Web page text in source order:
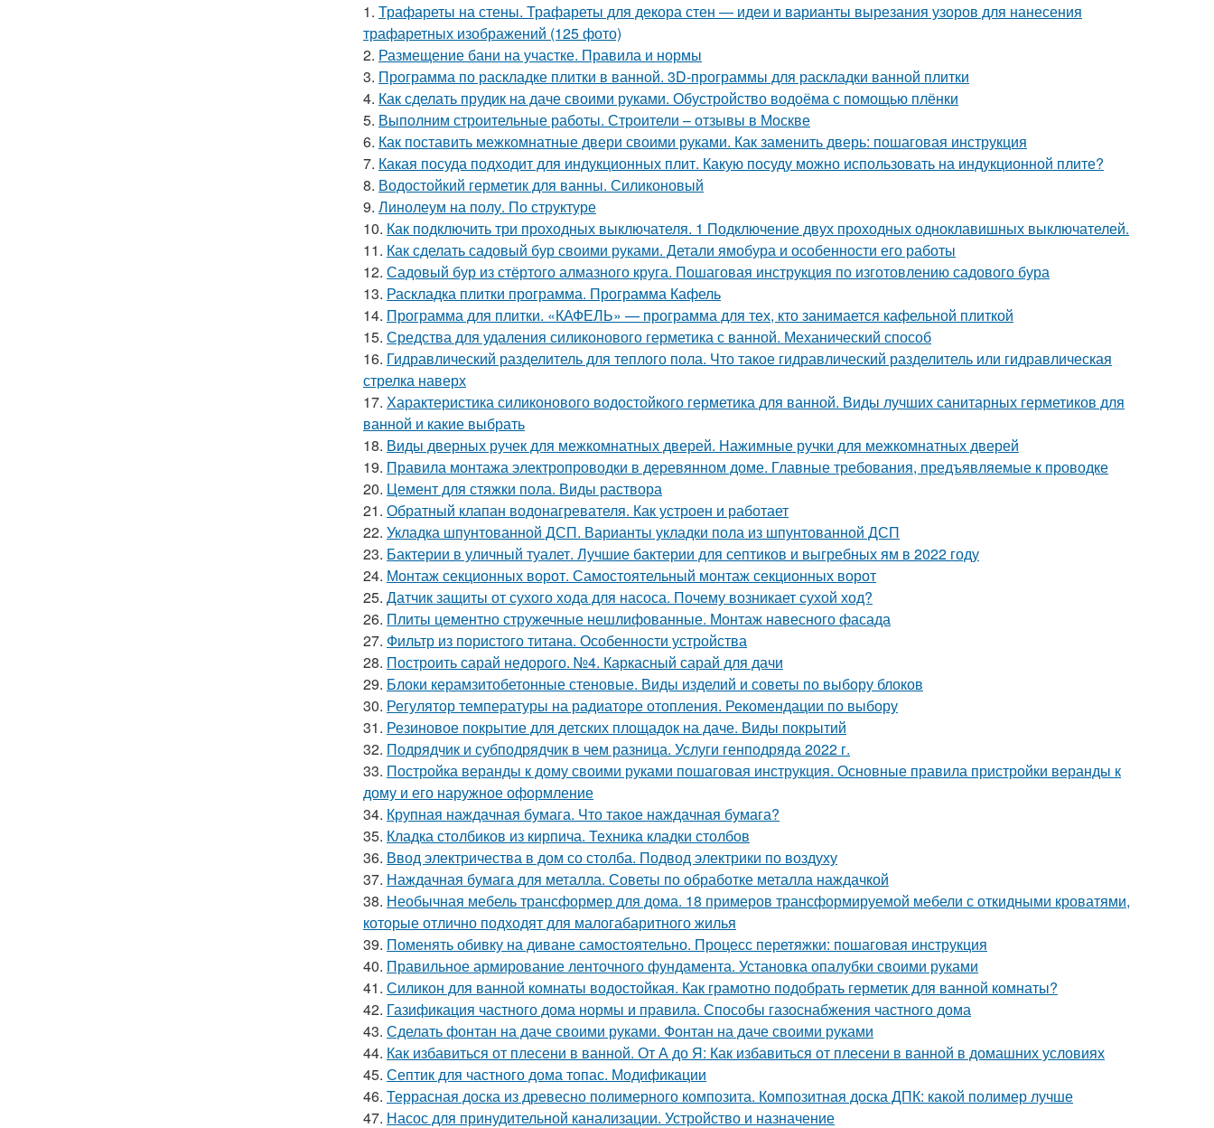
1. Трафареты на стены. Трафареты для декора стен — идеи и варианты вырезания узоров для нанесения
трафаретных изображений (125 фото)
2. Размещение бани на участке. Правила и нормы
3. Программа по раскладке плитки в ванной. 3D-программы для раскладки ванной плитки
4. Как сделать прудик на даче своими руками. Обустройство водоёма с помощью плёнки
5. Выполним строительные работы. Строители – отзывы в Москве
6. Как поставить межкомнатные двери своими руками. Как заменить дверь: пошаговая инструкция
7. Какая посуда подходит для индукционных плит. Какую посуду можно использовать на индукционной плите?
8. Водостойкий герметик для ванны. Силиконовый
9. Линолеум на полу. По структуре
10. Как подключить три проходных выключателя. 1 Подключение двух проходных одноклавишных выключателей.
11. Как сделать садовый бур своими руками. Детали ямобура и особенности его работы
12. Садовый бур из стёртого алмазного круга. Пошаговая инструкция по изготовлению садового бура
13. Раскладка плитки программа. Программа Кафель
14. Программа для плитки. «КАФЕЛЬ» — программа для тех, кто занимается кафельной плиткой
15. Средства для удаления силиконового герметика с ванной. Механический способ
16. Гидравлический разделитель для теплого пола. Что такое гидравлический разделитель или гидравлическая
стрелка наверх
17. Характеристика силиконового водостойкого герметика для ванной. Виды лучших санитарных герметиков для
ванной и какие выбрать
18. Виды дверных ручек для межкомнатных дверей. Нажимные ручки для межкомнатных дверей
19. Правила монтажа электропроводки в деревянном доме. Главные требования, предъявляемые к проводке
20. Цемент для стяжки пола. Виды раствора
21. Обратный клапан водонагревателя. Как устроен и работает
22. Укладка шпунтованной ДСП. Варианты укладки пола из шпунтованной ДСП
23. Бактерии в уличный туалет. Лучшие бактерии для септиков и выгребных ям в 2022 году
24. Монтаж секционных ворот. Самостоятельный монтаж секционных ворот
25. Датчик защиты от сухого хода для насоса. Почему возникает сухой ход?
26. Плиты цементно стружечные нешлифованные. Монтаж навесного фасада
27. Фильтр из пористого титана. Особенности устройства
28. Построить сарай недорого. №4. Каркасный сарай для дачи
29. Блоки керамзитобетонные стеновые. Виды изделий и советы по выбору блоков
30. Регулятор температуры на радиаторе отопления. Рекомендации по выбору
31. Резиновое покрытие для детских площадок на даче. Виды покрытий
32. Подрядчик и субподрядчик в чем разница. Услуги генподряда 2022 г.
33. Постройка веранды к дому своими руками пошаговая инструкция. Основные правила пристройки веранды к
дому и его наружное оформление
34. Крупная наждачная бумага. Что такое наждачная бумага?
35. Кладка столбиков из кирпича. Техника кладки столбов
36. Ввод электричества в дом со столба. Подвод электрики по воздуху
37. Наждачная бумага для металла. Советы по обработке металла наждачкой
38. Необычная мебель трансформер для дома. 18 примеров трансформируемой мебели с откидными кроватями,
которые отлично подходят для малогабаритного жилья
39. Поменять обивку на диване самостоятельно. Процесс перетяжки: пошаговая инструкция
40. Правильное армирование ленточного фундамента. Установка опалубки своими руками
41. Силикон для ванной комнаты водостойкая. Как грамотно подобрать герметик для ванной комнаты?
42. Газификация частного дома нормы и правила. Способы газоснабжения частного дома
43. Сделать фонтан на даче своими руками. Фонтан на даче своими руками
44. Как избавиться от плесени в ванной. От А до Я: Как избавиться от плесени в ванной в домашних условиях
45. Септик для частного дома топас. Модификации
46. Террасная доска из древесно полимерного композита. Композитная доска ДПК: какой полимер лучше
47. Насос для принудительной канализации. Устройство и назначение